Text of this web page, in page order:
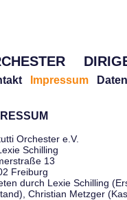
Impressum
Orchester e.V.
Schilling
13
Freiburg
durch Lexie Schilling
Christian Metzger